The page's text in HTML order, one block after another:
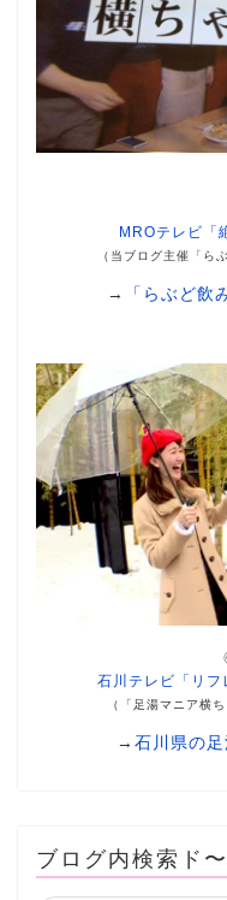
MROテレビ「
（当ブログ主催「ら
→ 「らぶど飲
石川テレビ「リフ
（「足湯マニア横
→ 石川県の
ブログ内検索ド〜